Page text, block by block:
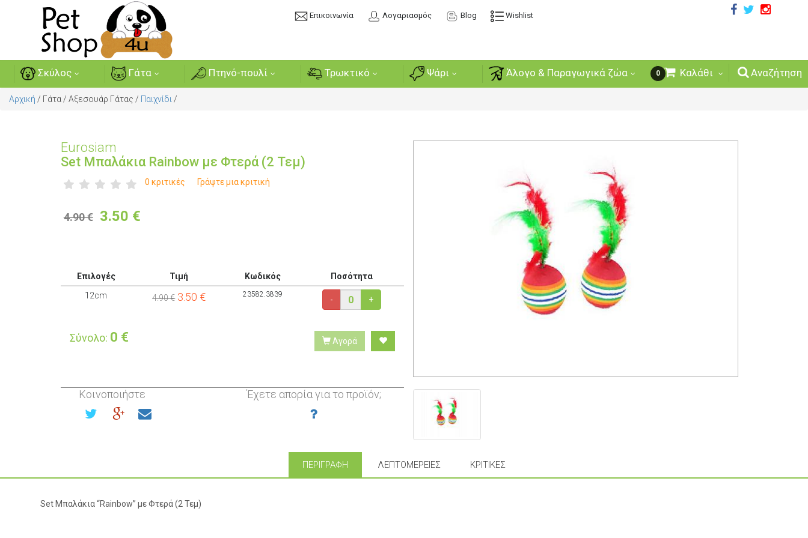
Επικοινωνία Λογαριασμός Blog Wishlist
Σκύλος Γάτα Πτηνό-πουλί Τρωκτικό Ψάρι Άλογο & Παραγωγικά ζώα Αναζήτηση
0 Καλάθι
Αρχική / Γάτα / Αξεσουάρ Γάτας / Παιχνίδι /
Eurosiam
Set Μπαλάκια Rainbow με Φτερά (2 Τεμ)
0 κριτικές Γράψτε μια κριτική
4.90 € 3.50 €
Επιλογές Τιμή Κωδικός
Ποσότητα
12cm
4.90 € 3.50 € 23582.3839
- +
Σύνολο: 0 € Αγορά
Κοινοποιήστε Έχετε απορία για το προϊόν;
ΠΕΡΙΓΡΑΦΉ ΛΕΠΤΟΜΈΡΕΙΕΣ ΚΡΙΤΙΚΈΣ
Set Μπαλάκια “Rainbow” με Φτερά (2 Τεμ)